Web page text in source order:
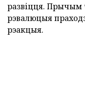
развіцця.
рэвалюцыя
рэакцыя.